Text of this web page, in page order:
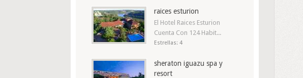
raices esturion
El Hotel Raices Esturion
Cuenta Con 124 Habit...
Estrellas: 4
sheraton iguazu spa y
resort